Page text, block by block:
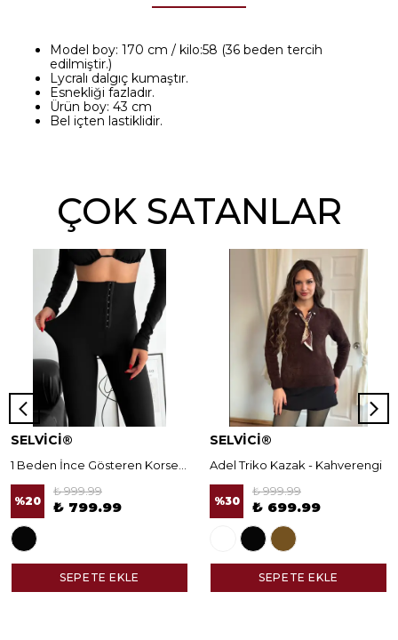
Model boy: 170 cm / kilo:58 (36 beden tercih
edilmiştir.)
Lycralı dalgıç kumaştır.
Esnekliği fazladır.
Ürün boy: 43 cm
Bel içten lastiklidir.
ÇOK SATANLAR
SELVİCİ®
%20
₺ 999.99
₺ 799.99
SEPETE EKLE
SELVİCİ®
Adel Triko Kazak - Kahverengi
%30
₺ 999.99
₺ 699.99
SEPETE EKLE